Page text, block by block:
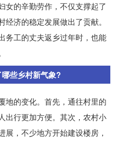
女的辛勤劳作，不仅支撑起了
济的稳定发展做出了贡献。
务工的丈夫返乡过年时，也能
些乡村新气象?
地的变化。首先，通往村里的
出行更加方便。其次，农村小
展，不少地方开始建设楼房，